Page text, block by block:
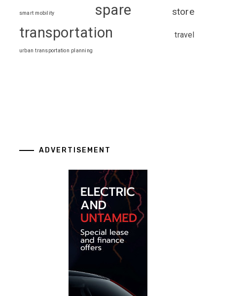
smart mobility spare store
transportation travel
urban transportation planning
ADVERTISEMENT